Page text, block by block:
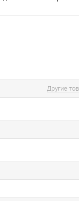
Другие